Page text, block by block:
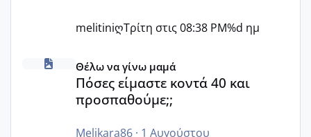
melitiniღΤρίτη στις 08:38 PM%d ημ
Πόσες είμαστε κοντά 40 και προσπαθούμε;;
Θέλω να γίνω μαμά
Πόσες είμαστε κοντά 40 και
προσπαθούμε;;
Melikara86· 1 Αυγούστου